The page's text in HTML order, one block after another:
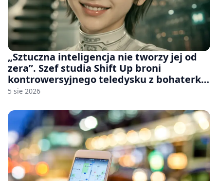
„Sztuczna inteligencja nie tworzy jej od
zera”. Szef studia Shift Up broni
kontrowersyjnego teledysku z bohaterką
Stellar Blade: Blood Rain
5 sie 2026